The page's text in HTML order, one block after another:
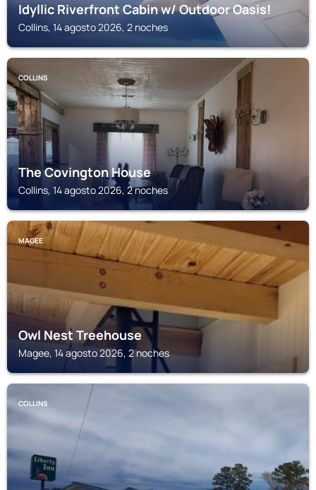
Idyllic Riverfront Cabin w/ Outdoor Oasis!
Collins, 14 agosto 2026, 2 noches
COLLINS
The Covington House
Collins, 14 agosto 2026, 2 noches
MAGEE
Owl Nest Treehouse
Magee, 14 agosto 2026, 2 noches
COLLINS